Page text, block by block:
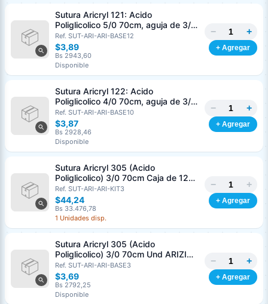
Sutura Aricryl 121: Acido
Poliglicolico 5/0 70cm, aguja de 3/8
Corte Inverso 19mm Und ARIZI
Absorbible
Ref. SUT-ARI-ARI-BASE12
$3,89
Bs 2943,60
Disponible
− +
+ Agregar
Sutura Aricryl 122: Acido
Poliglicolico 4/0 70cm, aguja de 3/8
Corte Inverso 19mm Und ARIZI
Absorbible
Ref. SUT-ARI-ARI-BASE10
$3,87
Bs 2928,46
Disponible
− +
+ Agregar
Sutura Aricryl 305 (Acido
Poliglicolico) 3/0 70cm Caja de 12
Unds ARIZI Aguja de 1/2 Circulo
Punta Conica 17mm
Ref. SUT-ARI-ARI-KIT3
$44,24
Bs 33.476,78
1 Unidades disp.
− +
+ Agregar
Sutura Aricryl 305 (Acido
Poliglicolico) 3/0 70cm Und ARIZI
Aguja de 1/2 Circulo Punta Conica
17mm
Ref. SUT-ARI-ARI-BASE3
$3,69
Bs 2792,25
Disponible
− +
+ Agregar